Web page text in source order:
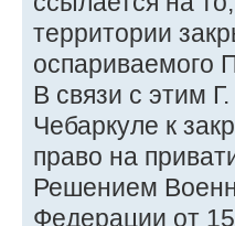
территории
оспариваемого
В связи с этим
Чебаркуле к
право на
Решением
Федерации от